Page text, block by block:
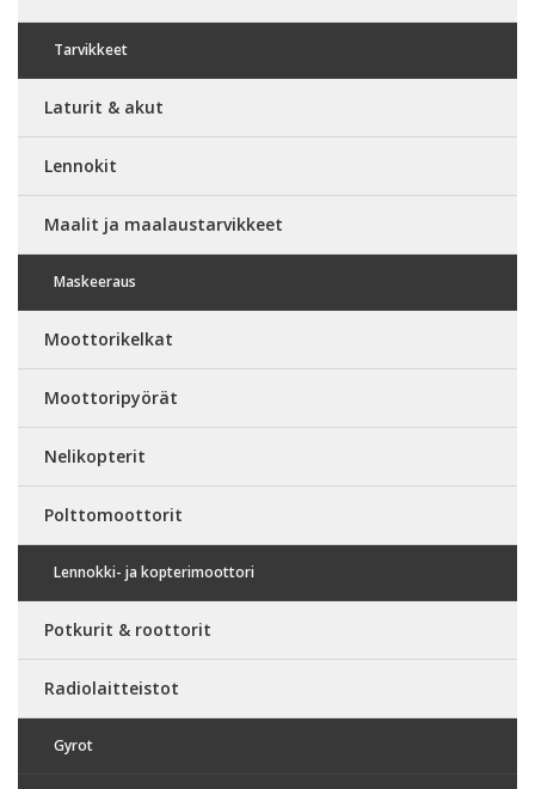
Tarvikkeet
Laturit & akut
Lennokit
Maalit ja maalaustarvikkeet
Maskeeraus
Moottorikelkat
Moottoripyörät
Nelikopterit
Polttomoottorit
Lennokki- ja kopterimoottori
Potkurit & roottorit
Radiolaitteistot
Gyrot